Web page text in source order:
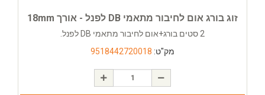
זוג בורג אום לחיבור מתאמי DB לפנל - אורך 18mm
2 סטים בורג+אום לחיבור מתאמי DB לפנל.
מק"ט: 9518442720018